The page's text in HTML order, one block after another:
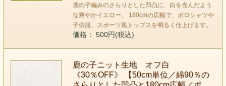
鹿の子編みのさらりとした凹凸に、白を含んだよう
な爽やかイエロー。 180cmの広幅で、ポロシャツや
子供服、スポーツ風トップスを明るく仕上げます。
価格： 500円(税込)
鹿の子ニット生地 オフ白
《30％OFF》 【50cm単位／綿90％の